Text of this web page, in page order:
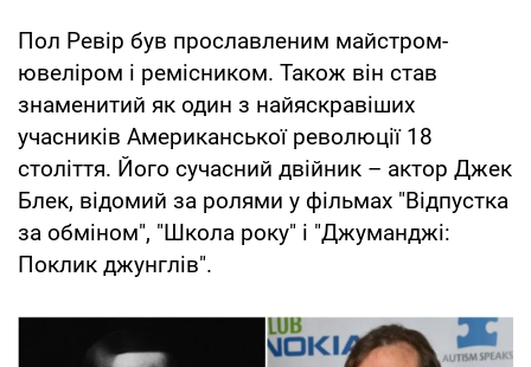
Пол Ревір був прославленим майстром-
ювеліром і ремісником. Також він став
знаменитий як один з найяскравіших
учасників Американської революції 18
століття. Його сучасний двійник – актор Джек
Блек, відомий за ролями у фільмах "Відпустка
за обміном", "Школа року" і "Джуманджі:
Поклик джунглів".